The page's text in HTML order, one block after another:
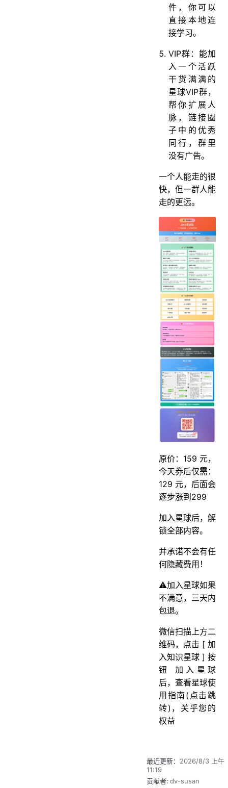
件，你可以
直接本地连
接学习。
VIP群：能加
入一个活跃
干货满满的
星球VIP群，
帮你扩展人
脉，链接圈
子中的优秀
同行，群里
没有广告。
一个人能走的很
快，但一群人能
走的更远。
原价：159 元，
今天券后仅需：
129 元，后面会
逐步涨到299
加入星球后，解
锁全部内容。
并承诺不会有任
何隐藏费用！
⚠️加入星球如果
不满意，三天内
包退。
微信扫描上方二
维码，点击 [ 加
入知识星球 ] 按
钮 加入星球
后，查看星球使
用指南(点击跳
转)，关乎您的
权益
最近更新： 2026/8/3 上午
11:19
贡献者: dv-susan